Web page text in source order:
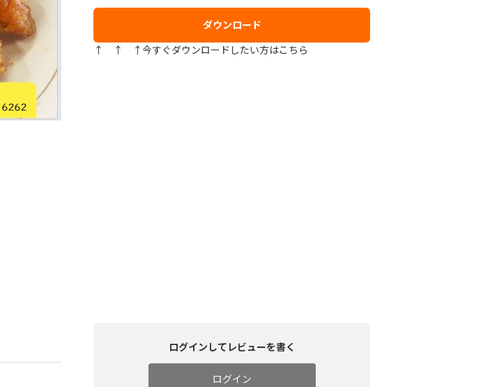
ダウンロード
↑ ↑ ↑今すぐダウンロードしたい方はこちら
ログインしてレビューを書く
ログイン